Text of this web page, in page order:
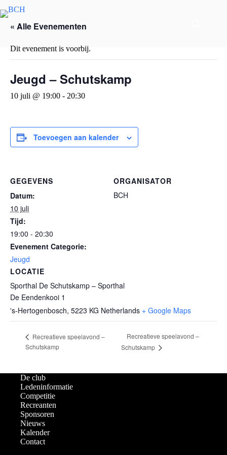
« Alle Evenementen
Dit evenement is voorbij.
Jeugd – Schutskamp
10 juli @ 19:00 - 20:30
Toevoegen aan kalender
GEGEVENS
Datum:
10 juli
Tijd:
19:00 - 20:30
Evenement Categorie:
Jeugd
LOCATIE
Sporthal De Schutskamp – Sporthal
De Eendenkooi 1
's-Hertogenbosch, 5223 KG Netherlands + Google Maps
ORGANISATOR
BCH
Recreatieve speelavond –
Schutskamp
Recreatieve speelavond –
Schutskamp
De club
Ledeninformatie
Competitie
Recreanten
Sponsoren
Nieuws
Kalender
Contact